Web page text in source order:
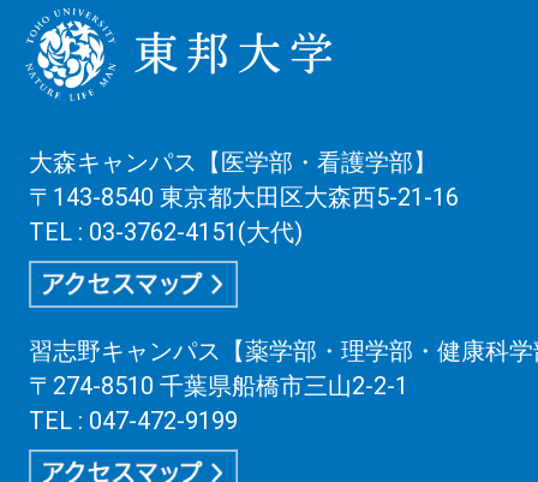
大森キャンパス【医学部・看護学部】
〒143-8540 東京都大田区大森西5-21-16
TEL : 03-3762-4151(大代)
習志野キャンパス【薬学部・理学部・健康科
〒274-8510 千葉県船橋市三山2-2-1
TEL : 047-472-9199